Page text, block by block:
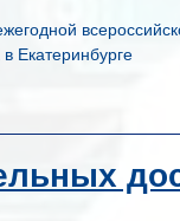
Екатеринбурге